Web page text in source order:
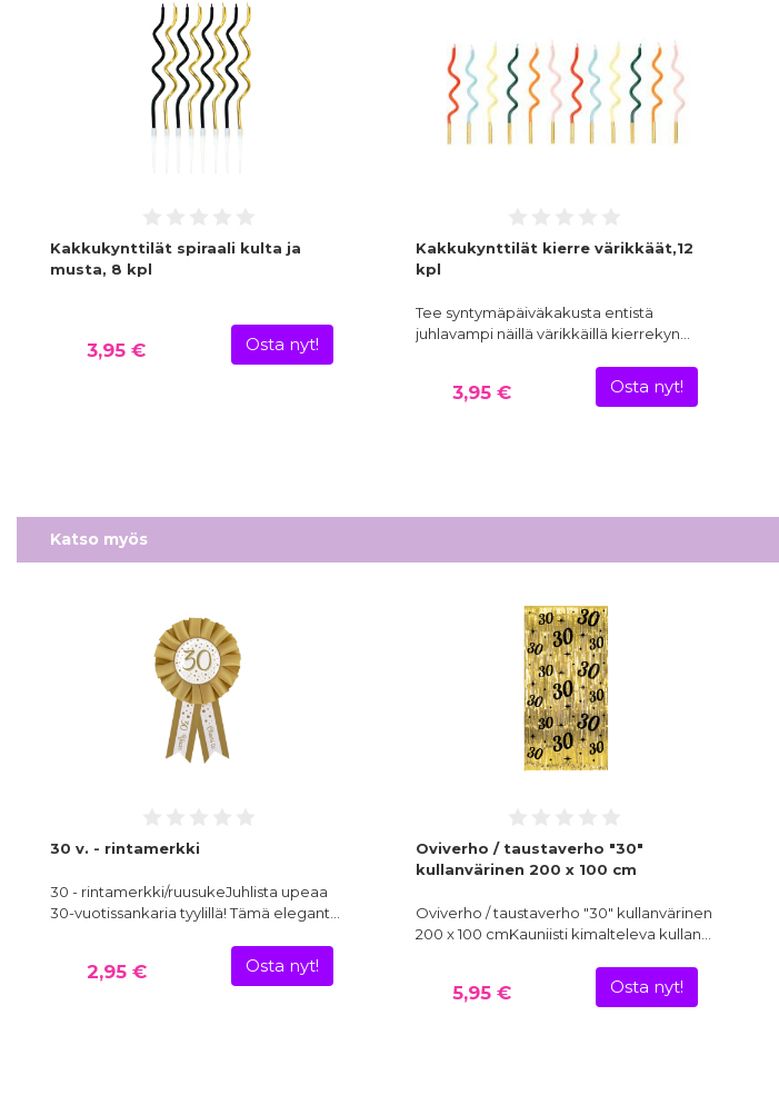
Kakkukynttilät spiraali kulta ja
musta, 8 kpl
3,95 € Osta nyt!
Kakkukynttilät kierre värikkäät,12
kpl
Tee syntymäpäiväkakusta entistä
juhlavampi näillä värikkäillä kierrekyn…
3,95 € Osta nyt!
Katso myös
30 v. - rintamerkki
30 - rintamerkki/ruusukeJuhlista upeaa
30-vuotissankaria tyylillä! Tämä elegant…
2,95 € Osta nyt!
Oviverho / taustaverho "30"
kullanvärinen 200 x 100 cm
Oviverho / taustaverho "30" kullanvärinen
200 x 100 cmKauniisti kimalteleva kullan…
5,95 € Osta nyt!